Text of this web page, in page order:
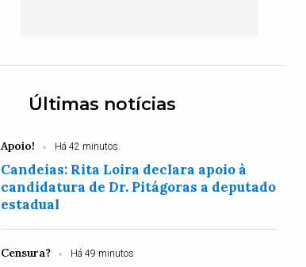
Últimas notícias
Apoio! Há 42 minutos
Candeias: Rita Loira declara apoio à
candidatura de Dr. Pitágoras a deputado
estadual
Censura? Há 49 minutos